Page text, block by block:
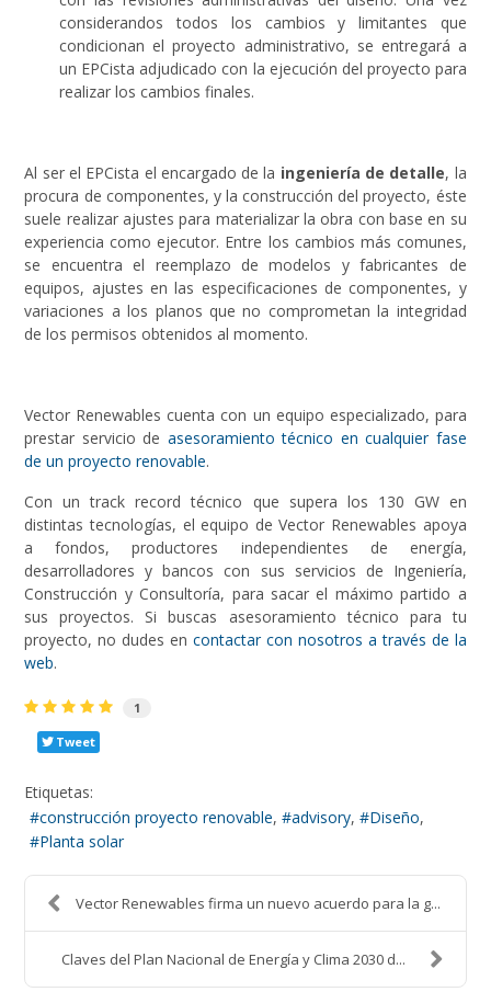
considerandos todos los cambios y limitantes que
condicionan el proyecto administrativo, se entregará a
un EPCista adjudicado con la ejecución del proyecto para
realizar los cambios finales.
Al ser el EPCista el encargado de la ingeniería de detalle, la
procura de componentes, y la construcción del proyecto, éste
suele realizar ajustes para materializar la obra con base en su
experiencia como ejecutor. Entre los cambios más comunes,
se encuentra el reemplazo de modelos y fabricantes de
equipos, ajustes en las especificaciones de componentes, y
variaciones a los planos que no comprometan la integridad
de los permisos obtenidos al momento.
Vector Renewables cuenta con un equipo especializado, para
prestar servicio de asesoramiento técnico en cualquier fase
de un proyecto renovable.
Con un track record técnico que supera los 130 GW en
distintas tecnologías, el equipo de Vector Renewables apoya
a fondos, productores independientes de energía,
desarrolladores y bancos con sus servicios de Ingeniería,
Construcción y Consultoría, para sacar el máximo partido a
sus proyectos. Si buscas asesoramiento técnico para tu
proyecto, no dudes encontactar con nosotros a través de la
web.
1
Tweet
Etiquetas:
construcción proyecto renovable
advisory
Diseño
Planta solar
Vector Renewables firma un nuevo acuerdo para la g...
Claves del Plan Nacional de Energía y Clima 2030 d...